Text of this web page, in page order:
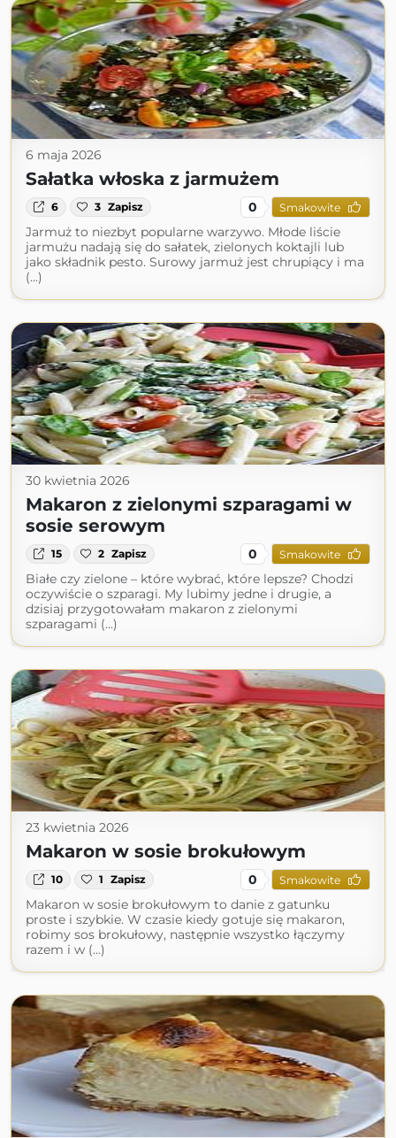
6 maja 2026
Sałatka włoska z jarmużem
6 3 Zapisz 0 Smakowite
Jarmuż to niezbyt popularne warzywo. Młode liście
jarmużu nadają się do sałatek, zielonych koktajli lub
jako składnik pesto. Surowy jarmuż jest chrupiący i ma
(...)
30 kwietnia 2026
Makaron z zielonymi szparagami w
sosie serowym
15 2 Zapisz 0 Smakowite
Białe czy zielone – które wybrać, które lepsze? Chodzi
oczywiście o szparagi. My lubimy jedne i drugie, a
dzisiaj przygotowałam makaron z zielonymi
szparagami (...)
23 kwietnia 2026
Makaron w sosie brokułowym
10 1 Zapisz 0 Smakowite
Makaron w sosie brokułowym to danie z gatunku
proste i szybkie. W czasie kiedy gotuje się makaron,
robimy sos brokułowy, następnie wszystko łączymy
razem i w (...)